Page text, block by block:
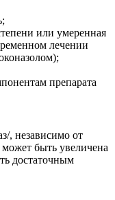
или умеренная
лечении
препарата
, независимо от
быть увеличена
достаточным